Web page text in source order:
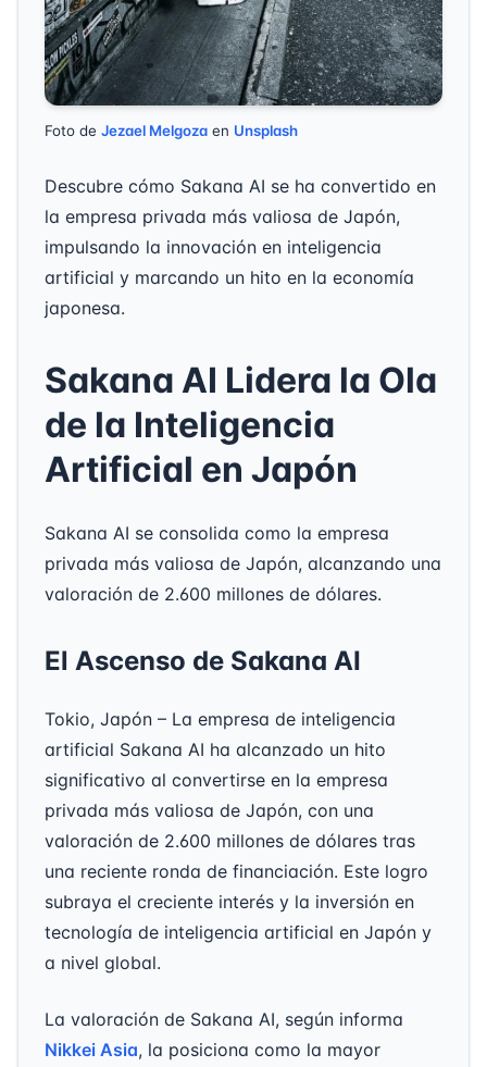
Foto de Jezael Melgoza en Unsplash
Descubre cómo Sakana AI se ha convertido en
la empresa privada más valiosa de Japón,
impulsando la innovación en inteligencia
artificial y marcando un hito en la economía
japonesa.
Sakana AI Lidera la Ola
de la Inteligencia
Artificial en Japón
Sakana AI se consolida como la empresa
privada más valiosa de Japón, alcanzando una
valoración de 2.600 millones de dólares.
El Ascenso de Sakana AI
Tokio, Japón – La empresa de inteligencia
artificial Sakana AI ha alcanzado un hito
significativo al convertirse en la empresa
privada más valiosa de Japón, con una
valoración de 2.600 millones de dólares tras
una reciente ronda de financiación. Este logro
subraya el creciente interés y la inversión en
tecnología de inteligencia artificial en Japón y
a nivel global.
La valoración de Sakana AI, según informa
Nikkei Asia, la posiciona como la mayor